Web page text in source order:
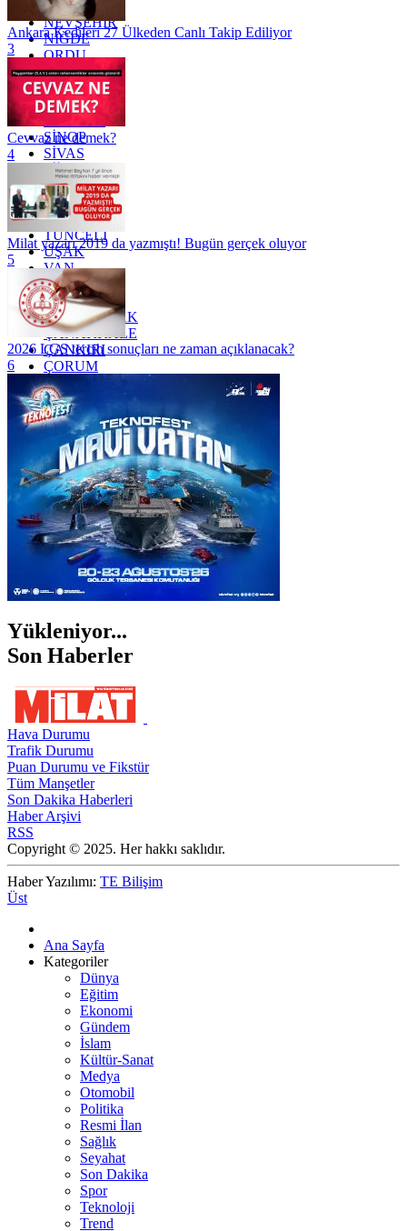
MUŞ
NEVŞEHİR
NİĞDE
ORDU
OSMANİYE
RİZE
SAKARYA
SAMSUN
SİNOP
SİVAS
SİİRT
TEKİRDAĞ
TOKAT
TRABZON
TUNCELİ
UŞAK
VAN
YALOVA
YOZGAT
ZONGULDAK
ÇANAKKALE
ÇANKIRI
ÇORUM
İSTANBUL
İZMİR
ŞANLIURFA
ŞIRNAK
Ankara Kedileri 27 Ülkeden Canlı Takip Ediliyor
3
Cevvaz ne demek?
4
Milat yazarı 2019 da yazmıştı! Bugün gerçek oluyor
5
2026 LGS tercih sonuçları ne zaman açıklanacak?
6
Yükleniyor...
Son Haberler
Hava Durumu
Trafik Durumu
Puan Durumu ve Fikstür
Tüm Manşetler
Son Dakika Haberleri
Haber Arşivi
RSS
Copyright © 2025. Her hakkı saklıdır.
Haber Yazılımı: TE Bilişim
Üst
Ana Sayfa
Kategoriler
Dünya
Eğitim
Ekonomi
Gündem
İslam
Kültür-Sanat
Medya
Otomobil
Politika
Resmi İlan
Sağlık
Seyahat
Son Dakika
Spor
Teknoloji
Trend